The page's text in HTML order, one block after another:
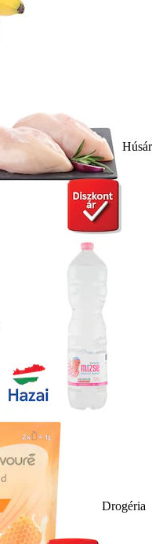
Drogéria